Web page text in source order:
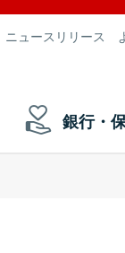
ニュースリリース
銀行・